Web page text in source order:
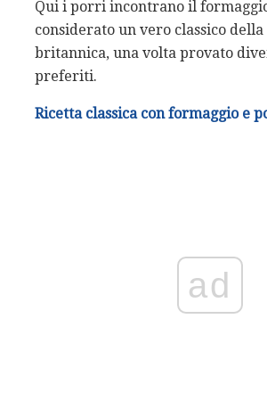
Qui i porri incontrano il
considerato un vero classico
britannica, una volta provato
preferiti.
Ricetta classica con formaggio e
ad